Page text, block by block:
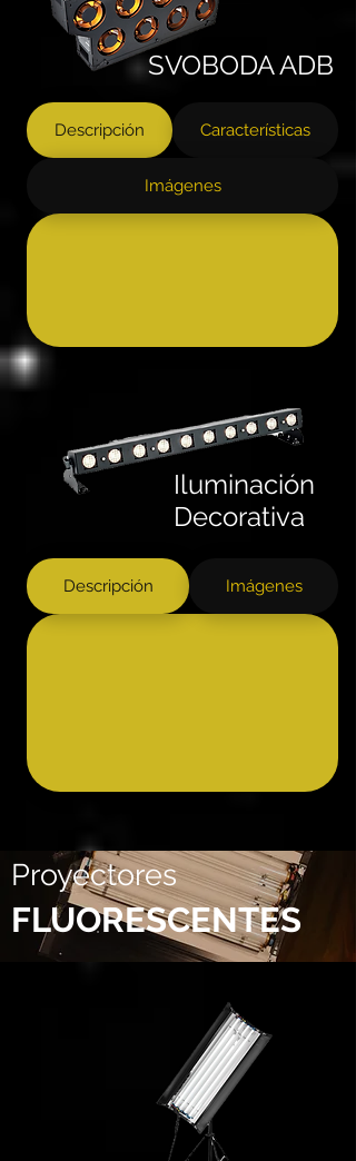
SVOBODA ADB
Descripción Características
Imágenes
Iluminación
Decorativa
Descripción Imágenes
Proyectores
FLUORESCENTES